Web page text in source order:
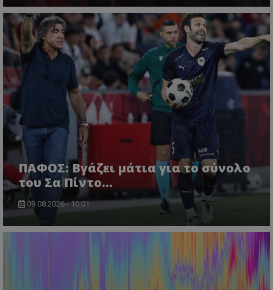
ΠΑΦΟΣ: Βγάζει μάτια για το σύνολο
του Σα Πίντο...
09.08.2026 - 10:01